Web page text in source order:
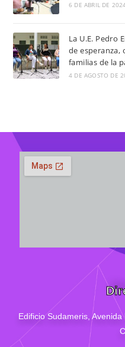
6 DE ABRIL DE
La U.E. Pedro
de esperanza,
familias de la
4 DE AGOSTO DE
Edificio Sudameris, Avenida